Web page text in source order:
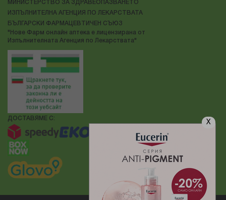
X
МИНИСТЕРСТВО ЗА ЗДРАВЕОПАЗВАНЕТО
ИЗПЪЛНИТЕЛНА АГЕНЦИЯ ПО ЛЕКАРСТВАТА
БЪЛГАРСКИ ФАРМАЦЕВТИЧЕН СЪЮЗ
"Нове Фарм онлайн аптека е лицензирана от
Изпълнителната Агенция по Лекарствата"
ДОСТАВЯМЕ С: